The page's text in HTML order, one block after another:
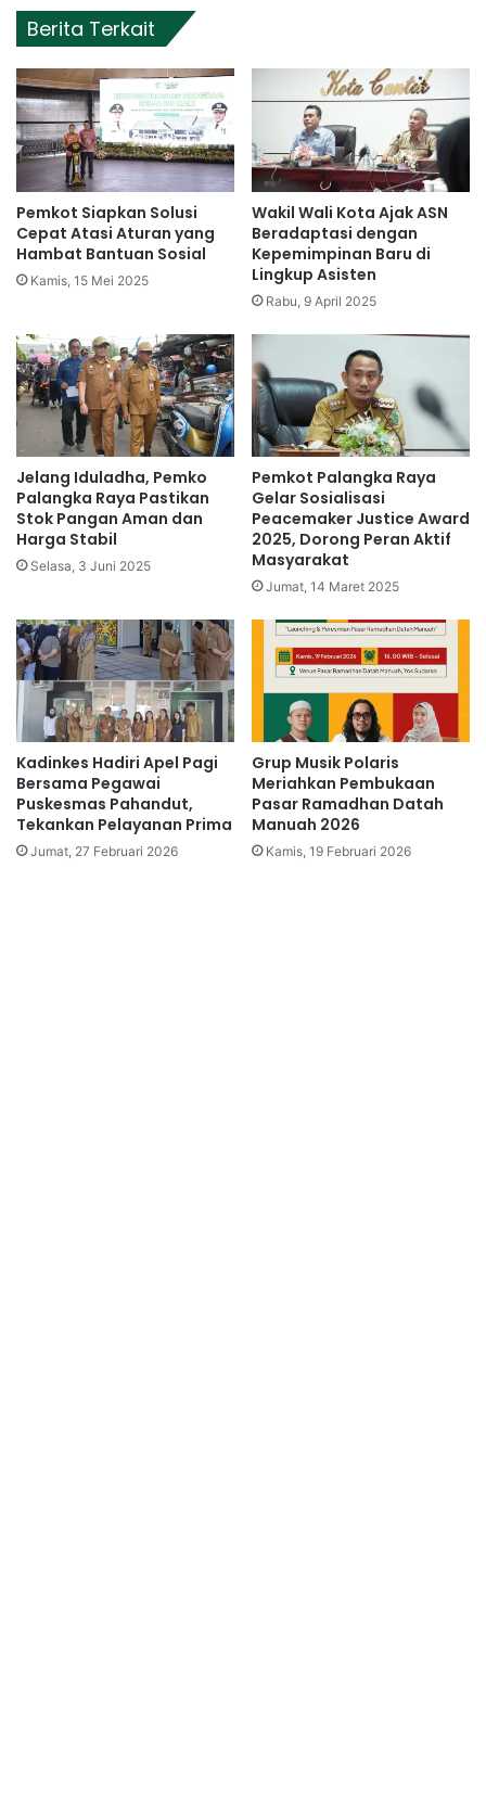
Berita Terkait
Pemkot Siapkan Solusi
Cepat Atasi Aturan yang
Hambat Bantuan Sosial
Kamis, 15 Mei 2025
Wakil Wali Kota Ajak ASN
Beradaptasi dengan
Kepemimpinan Baru di
Lingkup Asisten
Rabu, 9 April 2025
Jelang Iduladha, Pemko
Palangka Raya Pastikan
Stok Pangan Aman dan
Harga Stabil
Selasa, 3 Juni 2025
Pemkot Palangka Raya
Gelar Sosialisasi
Peacemaker Justice Award
2025, Dorong Peran Aktif
Masyarakat
Jumat, 14 Maret 2025
Kadinkes Hadiri Apel Pagi
Bersama Pegawai
Puskesmas Pahandut,
Tekankan Pelayanan Prima
Jumat, 27 Februari 2026
Grup Musik Polaris
Meriahkan Pembukaan
Pasar Ramadhan Datah
Manuah 2026
Kamis, 19 Februari 2026